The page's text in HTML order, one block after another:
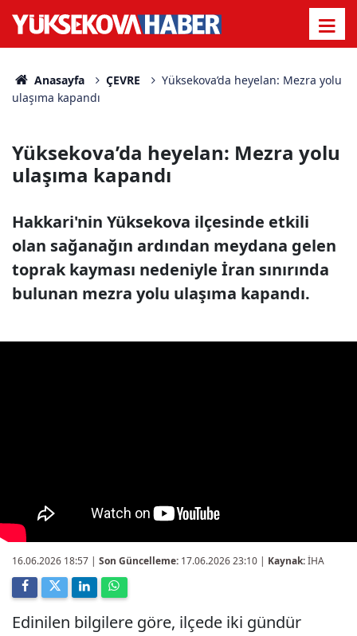
Anasayfa ÇEVRE
Yüksekova’da heyelan: Mezra yolu
ulaşıma kapandı
Yüksekova’da heyelan: Mezra yolu
ulaşıma kapandı
Hakkari'nin Yüksekova ilçesinde etkili
olan sağanağın ardından meydana gelen
toprak kayması nedeniyle İran sınırında
bulunan mezra yolu ulaşıma kapandı.
16.06.2026 18:57 | Son Güncelleme: 17.06.2026 23:10 | Kaynak:İHA
Edinilen bilgilere göre, ilçede iki gündür